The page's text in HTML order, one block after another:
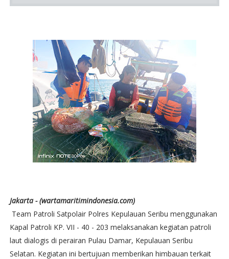
Jakarta - (wartamaritimindonesia.com)
Team Patroli Satpolair Polres Kepulauan Seribu menggunakan
Kapal Patroli KP. VII - 40 - 203 melaksanakan kegiatan patroli
laut dialogis di perairan Pulau Damar, Kepulauan Seribu
Selatan. Kegiatan ini bertujuan memberikan himbauan terkait